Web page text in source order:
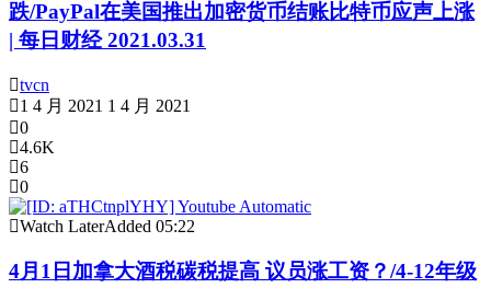
跌/PayPal在美国推出加密货币结账比特币应声上涨
| 每日财经 2021.03.31
tvcn
1 4 月 2021 1 4 月 2021
0
4.6K
6
0
Watch LaterAdded 05:22
4月1日加拿大酒税碳税提高 议员涨工资？/4-12年级